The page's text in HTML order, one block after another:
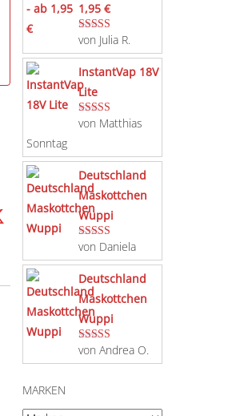
1,95 €
Bewertet mit
5von 5
von Julia R.
InstantVap 18V
Lite
Bewertet mit
von Matthias
Sonntag
Deutschland
Maskottchen
Wuppi
Bewertet mit
5von 5
von Daniela
Deutschland
Maskottchen
Wuppi
Bewertet mit
5von 5
von Andrea O.
MARKEN